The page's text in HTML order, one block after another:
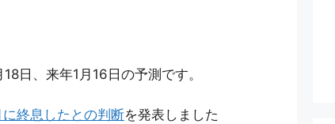
日、来年1月16日の予測です。
終息したとの判断を発表しました